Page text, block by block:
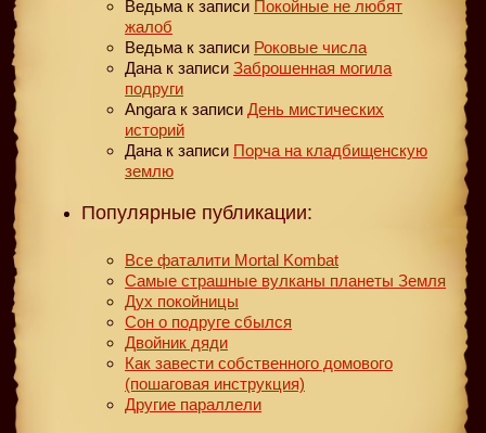
Ведьма к записи Покойные не любят
жалоб
Ведьма к записи Роковые числа
Дана к записи Заброшенная могила
подруги
Angara к записи День мистических
историй
Дана к записи Порча на кладбищенскую
землю
Популярные публикации:
Все фаталити Mortal Kombat
Самые страшные вулканы планеты Земля
Дух покойницы
Сон о подруге сбылся
Двойник дяди
Как завести собственного домового
(пошаговая инструкция)
Другие параллели